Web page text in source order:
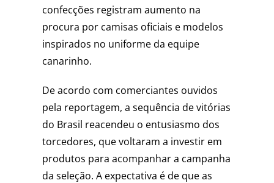
confecções registram aumento na
procura por camisas oficiais e modelos
inspirados no uniforme da equipe
canarinho.
De acordo com comerciantes ouvidos
pela reportagem, a sequência de vitórias
do Brasil reacendeu o entusiasmo dos
torcedores, que voltaram a investir em
produtos para acompanhar a campanha
da seleção. A expectativa é de que as